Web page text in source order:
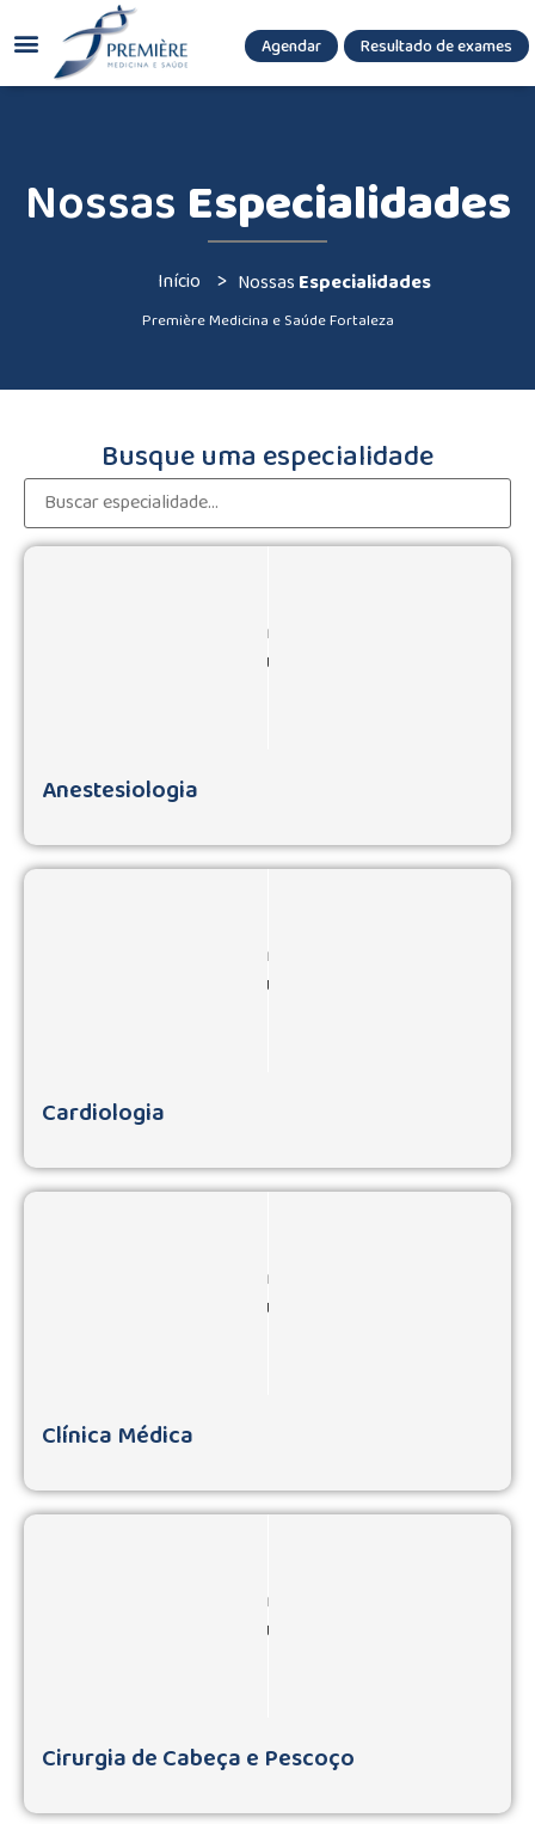
Agendar Resultado de exames
NossasEspecialidades
Início > NossasEspecialidades
Première Medicina e Saúde Fortaleza
Busque uma especialidade
Anestesiologia
Cardiologia
Clínica Médica
Cirurgia de Cabeça e Pescoço